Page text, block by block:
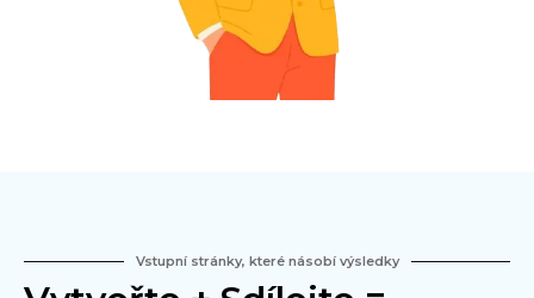
Vstupní stránky, které násobí výsledky